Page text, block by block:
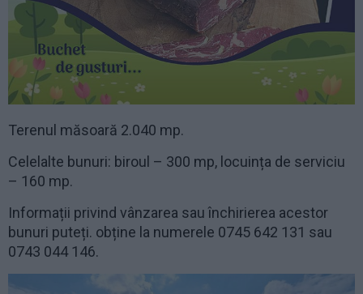
Terenul măsoară 2.040 mp.
Celelalte bunuri: biroul – 300 mp, locuința de serviciu
– 160 mp.
Informații privind vânzarea sau închirierea acestor
bunuri puteți. obține la numerele 0745 642 131 sau
0743 044 146.